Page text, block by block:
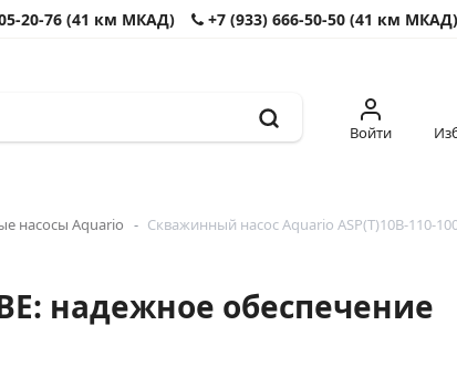
20-76 (41 км МКАД) +7 (933) 666-50-50 (41 км МКАД)
Войти
насосы Aquario Скважинный насос Aquario ASP(T)10B-110-
надежное обеспечение